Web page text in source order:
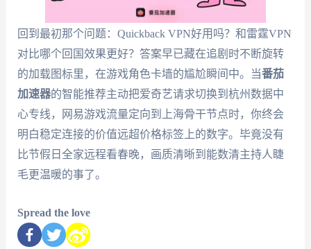
回到最初那个问题：Quickback VPN好用吗？和雷霆VPN
对比哪个回国效果更好？答案早已藏在追剧时不断旋转
的加载图标里，在游戏角色卡墙的尴尬瞬间中。当番茄
加速器的智能推荐主动把爱奇艺请求切换到杭州数据中
心专线，网易游戏流量定向到上海骨干节点时，你终会
明白稳定连接的价值远超价格标签上的数字。毕竟没有
比节假日全家远程看春晚，画质清晰到能数清主持人睫
毛更温暖的事了。
Spread the love